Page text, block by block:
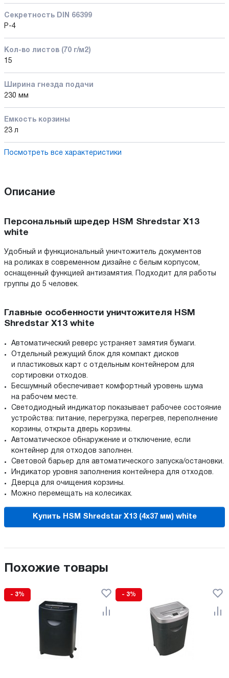
Секретность DIN 66399
P-4
Кол-во листов (70 г/м2)
15
Ширина гнезда подачи
230 мм
Емкость корзины
23 л
Посмотреть все характеристики
Описание
Персональный шредер HSM Shredstar X13
white
Удобный и функциональный уничтожитель документов
на роликах в современном дизайне с белым корпусом,
оснащенный функцией антизамятия. Подходит для работы
группы до 5 человек.
Главные особенности уничтожителя HSM
Shredstar X13 white
Автоматический реверс устраняет замятия бумаги.
Отдельный режущий блок для компакт дисков
и пластиковых карт с отдельным контейнером для
сортировки отходов.
Бесшумный обеспечивает комфортный уровень шума
на рабочем месте.
Светодиодный индикатор показывает рабочее состояние
устройства: питание, перегрузка, перегрев, переполнение
корзины, открыта дверь корзины.
Автоматическое обнаружение и отключение, если
контейнер для отходов заполнен.
Световой барьер для автоматического запуска/остановки.
Индикатор уровня заполнения контейнера для отходов.
Дверца для очищения корзины.
Можно перемещать на колесиках.
Купить HSM Shredstar X13 (4x37 мм) white
Похожие товары
- 3% - 3%